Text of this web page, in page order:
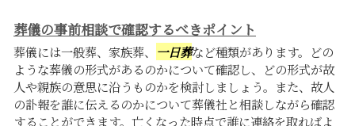
葬儀の事前相談で確認するべきポイント
葬儀には一般葬、家族葬、 一日葬など種類があります。どの
ような葬儀の形式があるのかについて確認し、どの形式が故
人や親族の意思に沿うものかを検討しましょう。また、故人
の訃報を誰に伝えるのかについて葬儀社と相談しながら確認
することができます。亡くなった時点で誰に連絡を取ればよ